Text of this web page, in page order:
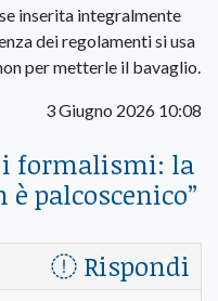
inserita integralmente
dei regolamenti si usa
per metterle il bavaglio.
3 Giugno 2026 10:08
i formalismi: la
è palcoscenico”
Rispondi